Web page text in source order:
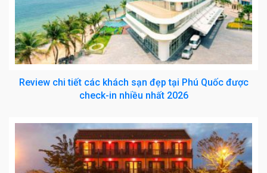
Review chi tiết các khách sạn đẹp tại Phú Quốc được
check-in nhiều nhất 2026